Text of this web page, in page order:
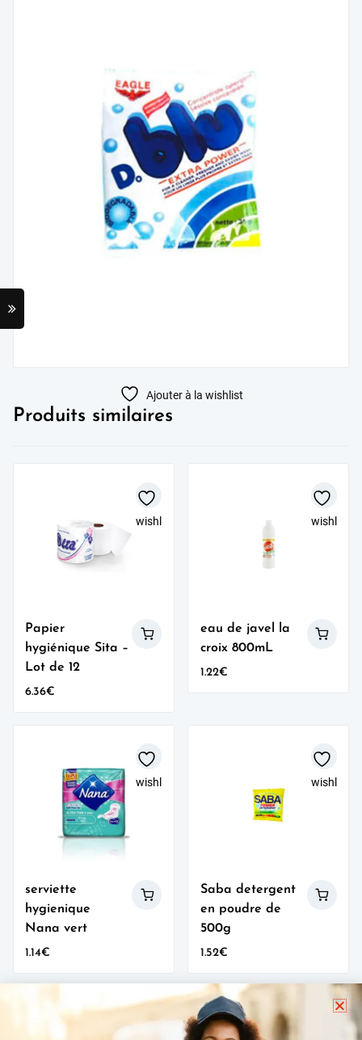
Ajouter à la wishlist
Produits similaires
wishlist
Papier
hygiénique Sita –
Lot de 12
6.36€
wishlist
eau de javel la
croix 800mL
1.22€
wishlist
serviette
hygienique
Nana vert
1.14€
wishlist
Saba detergent
en poudre de
500g
1.52€